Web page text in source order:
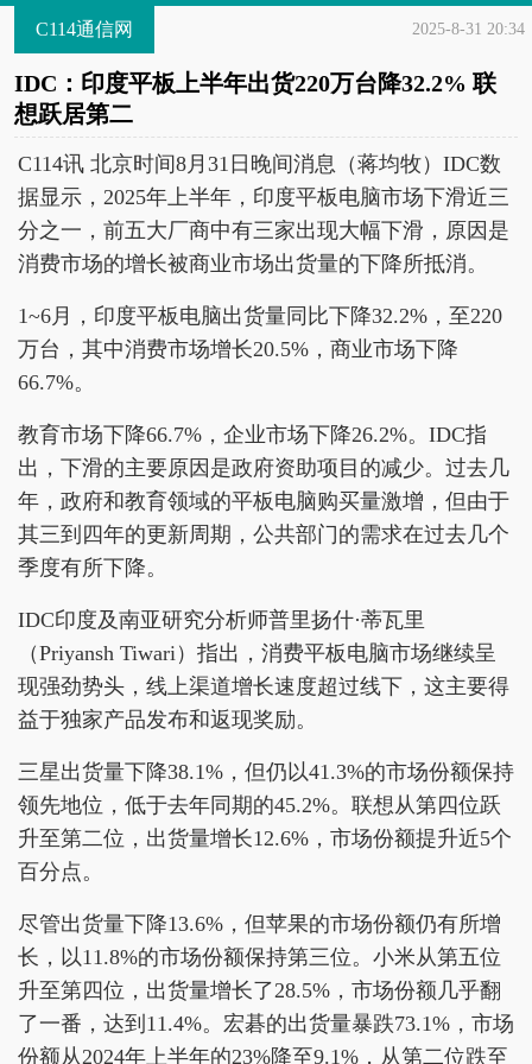
C114通信网 2025-8-31 20:34
IDC：印度平板上半年出货220万台降32.2% 联
想跃居第二
C114讯 北京时间8月31日晚间消息（蒋均牧）IDC数
据显示，2025年上半年，印度平板电脑市场下滑近三
分之一，前五大厂商中有三家出现大幅下滑，原因是
消费市场的增长被商业市场出货量的下降所抵消。
1~6月，印度平板电脑出货量同比下降32.2%，至220
万台，其中消费市场增长20.5%，商业市场下降
66.7%。
教育市场下降66.7%，企业市场下降26.2%。IDC指
出，下滑的主要原因是政府资助项目的减少。过去几
年，政府和教育领域的平板电脑购买量激增，但由于
其三到四年的更新周期，公共部门的需求在过去几个
季度有所下降。
IDC印度及南亚研究分析师普里扬什·蒂瓦里
（Priyansh Tiwari）指出，消费平板电脑市场继续呈
现强劲势头，线上渠道增长速度超过线下，这主要得
益于独家产品发布和返现奖励。
三星出货量下降38.1%，但仍以41.3%的市场份额保持
领先地位，低于去年同期的45.2%。联想从第四位跃
升至第二位，出货量增长12.6%，市场份额提升近5个
百分点。
尽管出货量下降13.6%，但苹果的市场份额仍有所增
长，以11.8%的市场份额保持第三位。小米从第五位
升至第四位，出货量增长了28.5%，市场份额几乎翻
了一番，达到11.4%。宏碁的出货量暴跌73.1%，市场
份额从2024年上半年的23%降至9.1%，从第二位跌至